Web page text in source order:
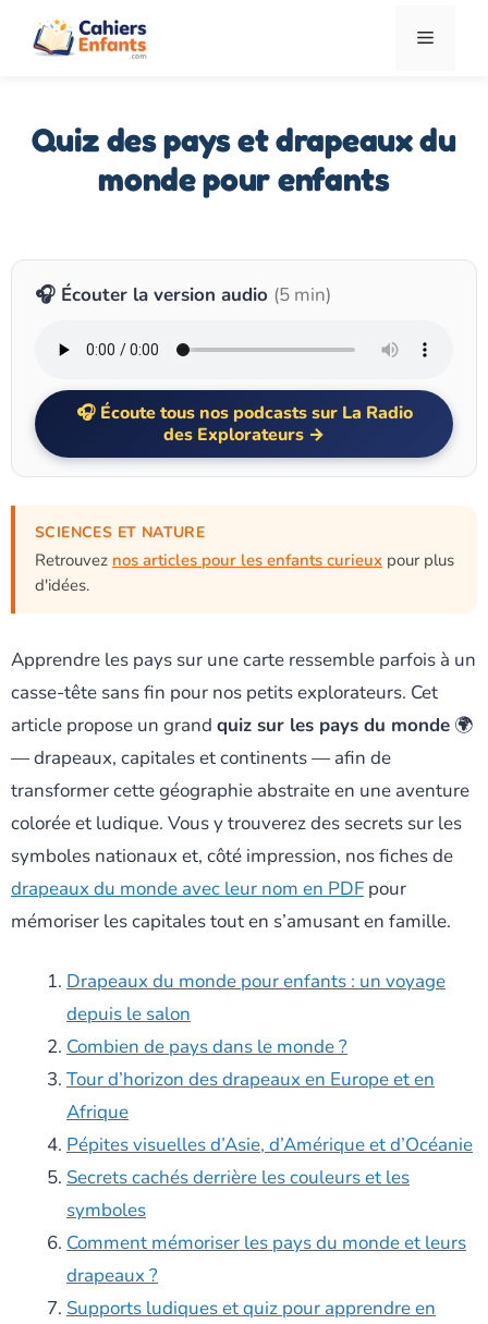
Menu
Quiz des pays et drapeaux du
monde pour enfants
🎧 Écouter la version audio (5 min)
Écoute tous nos podcasts sur La Radio
des Explorateurs →
SCIENCES ET NATURE
Retrouvez nos articles pour les enfants curieux pour plus
d'idées.
Apprendre les pays sur une carte ressemble parfois à un
casse-tête sans fin pour nos petits explorateurs. Cet
article propose un grand quiz sur les pays du monde 🌍
— drapeaux, capitales et continents — afin de
transformer cette géographie abstraite en une aventure
colorée et ludique. Vous y trouverez des secrets sur les
symboles nationaux et, côté impression, nos fiches de
drapeaux du monde avec leur nom en PDF pour
mémoriser les capitales tout en s’amusant en famille.
Drapeaux du monde pour enfants : un voyage
depuis le salon
Combien de pays dans le monde ?
Tour d’horizon des drapeaux en Europe et en
Afrique
Pépites visuelles d’Asie, d’Amérique et d’Océanie
Secrets cachés derrière les couleurs et les
symboles
Comment mémoriser les pays du monde et leurs
drapeaux ?
Supports ludiques et quiz pour apprendre en